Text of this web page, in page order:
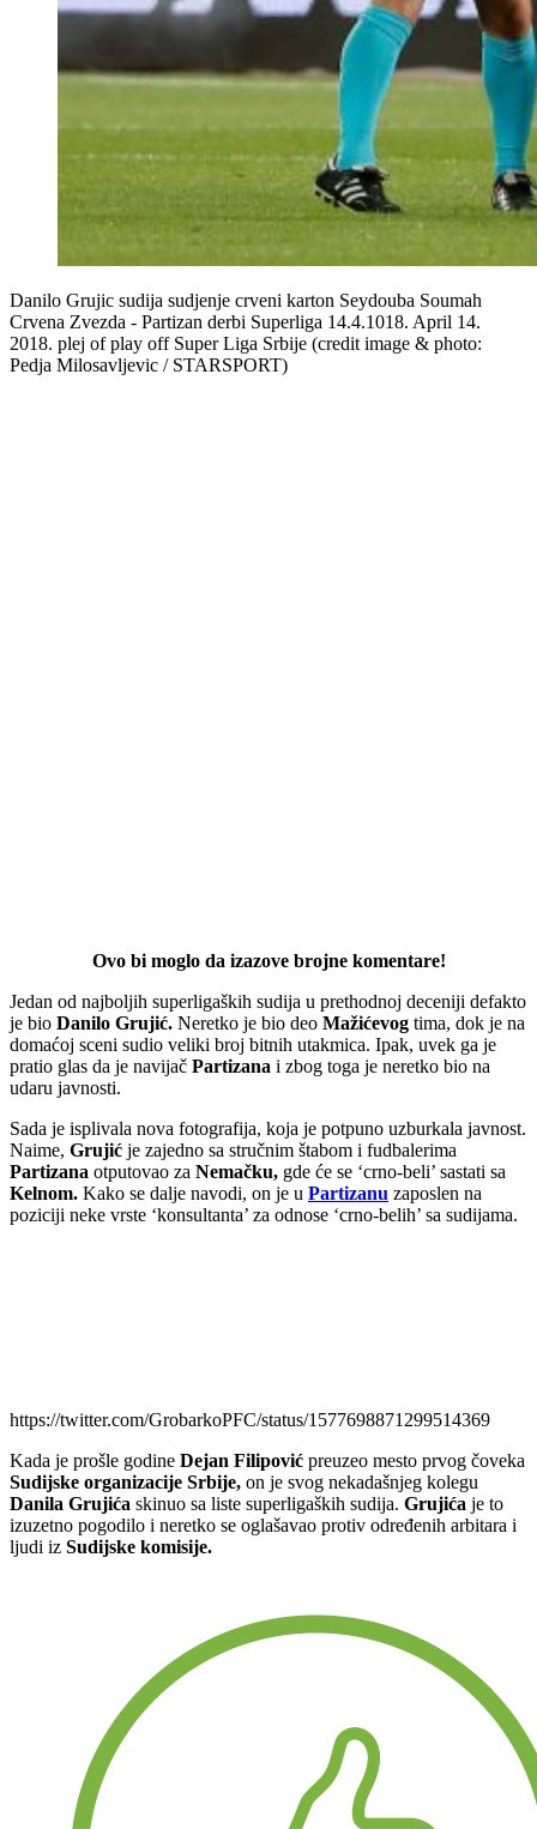
Danilo Grujic sudija sudjenje crveni karton Seydouba Soumah
Crvena Zvezda - Partizan derbi Superliga 14.4.1018. April 14.
2018. plej of play off Super Liga Srbije (credit image & photo:
Pedja Milosavljevic / STARSPORT)
Ovo bi moglo da izazove brojne komentare!
Jedan od najboljih superligaških sudija u prethodnoj deceniji defakto
je bio Danilo Grujić. Neretko je bio deo Mažićevog tima, dok je na
domaćoj sceni sudio veliki broj bitnih utakmica. Ipak, uvek ga je
pratio glas da je navijač Partizana i zbog toga je neretko bio na
udaru javnosti.
Sada je isplivala nova fotografija, koja je potpuno uzburkala javnost.
Naime, Grujić je zajedno sa stručnim štabom i fudbalerima
Partizana otputovao za Nemačku, gde će se ‘crno-beli’ sastati sa
Kelnom. Kako se dalje navodi, on je u Partizanu zaposlen na
poziciji neke vrste ‘konsultanta’ za odnose ‘crno-belih’ sa sudijama.
https://twitter.com/GrobarkoPFC/status/1577698871299514369
Kada je prošle godine Dejan Filipović preuzeo mesto prvog čoveka
Sudijske organizacije Srbije, on je svog nekadašnjeg kolegu
Danila Grujića skinuo sa liste superligaških sudija. Grujića je to
izuzetno pogodilo i neretko se oglašavao protiv određenih arbitara i
ljudi iz Sudijske komisije.